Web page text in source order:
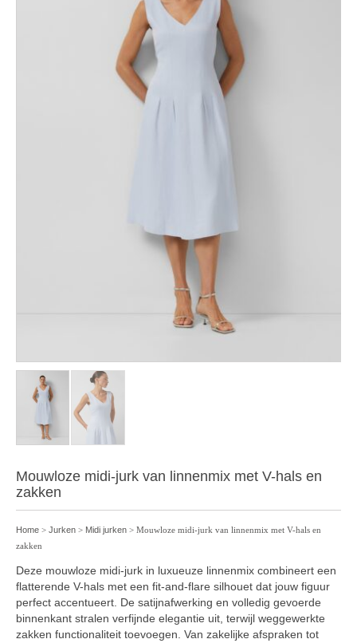
Mouwloze midi-jurk van linnenmix met V-hals en
zakken
Home > Jurken > Midi jurken > Mouwloze midi-jurk van linnenmix met V-hals en
zakken
Deze mouwloze midi-jurk in luxueuze linnenmix combineert een
flatterende V-hals met een fit-and-flare silhouet dat jouw figuur
perfect accentueert. De satijnafwerking en volledig gevoerde
binnenkant stralen verfijnde elegantie uit, terwijl weggewerkte
zakken functionaliteit toevoegen. Van zakelijke afspraken tot